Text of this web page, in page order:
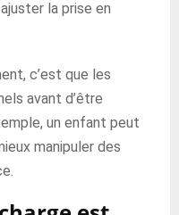
la prise en
c’est que les
avant d’être
un enfant peut
manipuler des